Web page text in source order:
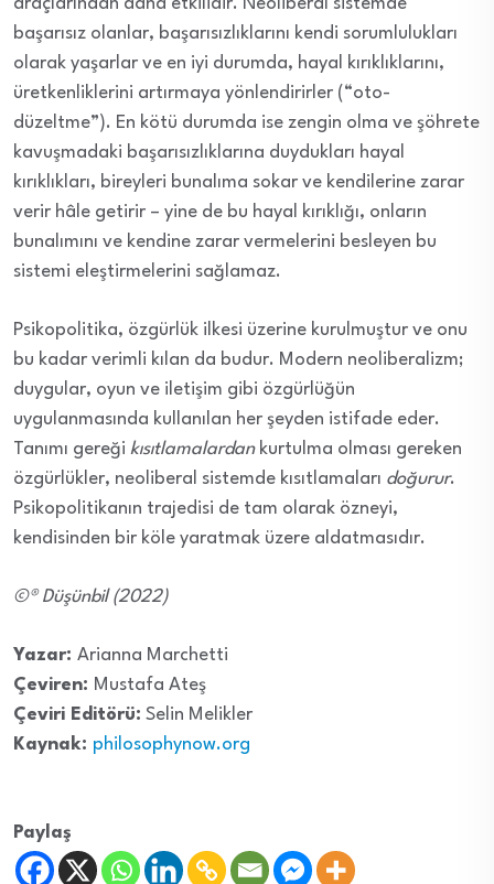
başarısız olanlar, başarısızlıklarını kendi sorumlulukları
olarak yaşarlar ve en iyi durumda, hayal kırıklıklarını,
üretkenliklerini artırmaya yönlendirirler (“oto-
düzeltme”). En kötü durumda ise zengin olma ve şöhrete
kavuşmadaki başarısızlıklarına duydukları hayal
kırıklıkları, bireyleri bunalıma sokar ve kendilerine zarar
verir hâle getirir – yine de bu hayal kırıklığı, onların
bunalımını ve kendine zarar vermelerini besleyen bu
sistemi eleştirmelerini sağlamaz.
Psikopolitika, özgürlük ilkesi üzerine kurulmuştur ve onu
bu kadar verimli kılan da budur. Modern neoliberalizm;
duygular, oyun ve iletişim gibi özgürlüğün
uygulanmasında kullanılan her şeyden istifade eder.
Tanımı gereği kısıtlamalardankurtulma olması gereken
özgürlükler, neoliberal sistemde kısıtlamaları doğurur.
Psikopolitikanın trajedisi de tam olarak özneyi,
kendisinden bir köle yaratmak üzere aldatmasıdır.
©® Düşünbil (2022)
Yazar: Arianna Marchetti
Çeviren: Mustafa Ateş
Çeviri Editörü: Selin Melikler
Kaynak: philosophynow.org
Paylaş